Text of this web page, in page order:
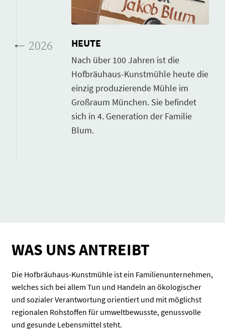
2026 HEUTE
Nach über 100 Jahren ist die
Hofbräuhaus-Kunstmühle heute die
einzig produzierende Mühle im
Großraum München. Sie befindet
sich in 4. Generation der Familie
Blum.
WAS UNS ANTREIBT
Die Hofbräuhaus-Kunstmühle ist ein Familienunternehmen,
welches sich bei allem Tun und Handeln an ökologischer
und sozialer Verantwortung orientiert und mit möglichst
regionalen Rohstoffen für umweltbewusste, genussvolle
und gesunde Lebensmittel steht.